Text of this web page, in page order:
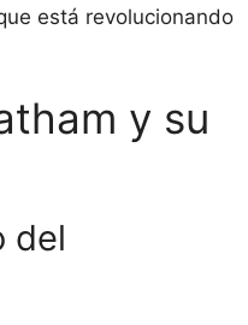
está revolucionando
y su
del